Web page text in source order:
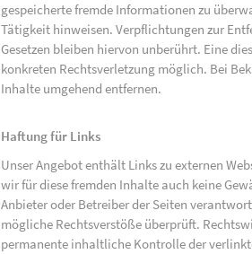
gespeicherte fremde Informationen zu
Tätigkeit hinweisen. Verpflichtungen zur
Gesetzen bleiben hiervon unberührt. Eine
konkreten Rechtsverletzung möglich. Bei
Inhalte umgehend entfernen.
Haftung für Links
Unser Angebot enthält Links zu externen
wir für diese fremden Inhalte auch keine
Anbieter oder Betreiber der Seiten
mögliche Rechtsverstöße überprüft.
permanente inhaltliche Kontrolle der